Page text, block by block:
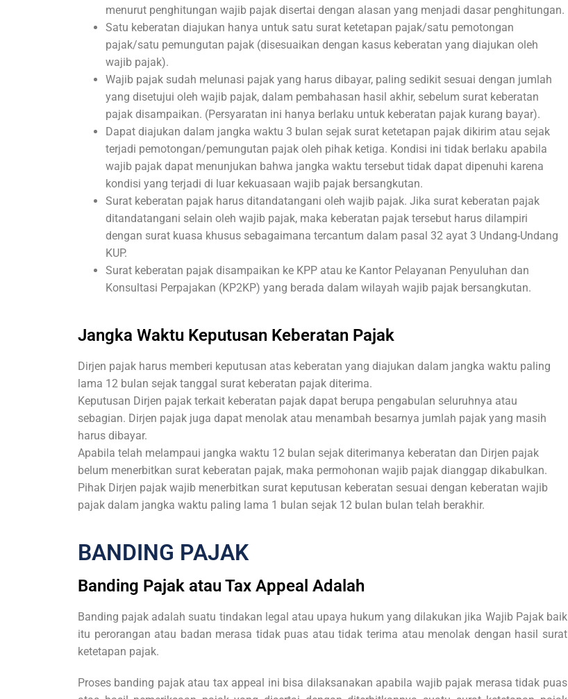
menurut penghitungan wajib pajak disertai dengan alasan yang menjadi dasar penghitungan.
Satu keberatan diajukan hanya untuk satu surat ketetapan pajak/satu pemotongan
pajak/satu pemungutan pajak (disesuaikan dengan kasus keberatan yang diajukan oleh
wajib pajak).
Wajib pajak sudah melunasi pajak yang harus dibayar, paling sedikit sesuai dengan jumlah
yang disetujui oleh wajib pajak, dalam pembahasan hasil akhir, sebelum surat keberatan
pajak disampaikan. (Persyaratan ini hanya berlaku untuk keberatan pajak kurang bayar).
Dapat diajukan dalam jangka waktu 3 bulan sejak surat ketetapan pajak dikirim atau sejak
terjadi pemotongan/pemungutan pajak oleh pihak ketiga. Kondisi ini tidak berlaku apabila
wajib pajak dapat menunjukan bahwa jangka waktu tersebut tidak dapat dipenuhi karena
kondisi yang terjadi di luar kekuasaan wajib pajak bersangkutan.
Surat keberatan pajak harus ditandatangani oleh wajib pajak. Jika surat keberatan pajak
ditandatangani selain oleh wajib pajak, maka keberatan pajak tersebut harus dilampiri
dengan surat kuasa khusus sebagaimana tercantum dalam pasal 32 ayat 3 Undang-Undang
KUP.
Surat keberatan pajak disampaikan ke KPP atau ke Kantor Pelayanan Penyuluhan dan
Konsultasi Perpajakan (KP2KP) yang berada dalam wilayah wajib pajak bersangkutan.
Jangka Waktu Keputusan Keberatan Pajak
Dirjen pajak harus memberi keputusan atas keberatan yang diajukan dalam jangka waktu paling
lama 12 bulan sejak tanggal surat keberatan pajak diterima.
Keputusan Dirjen pajak terkait keberatan pajak dapat berupa pengabulan seluruhnya atau
sebagian. Dirjen pajak juga dapat menolak atau menambah besarnya jumlah pajak yang masih
harus dibayar.
Apabila telah melampaui jangka waktu 12 bulan sejak diterimanya keberatan dan Dirjen pajak
belum menerbitkan surat keberatan pajak, maka permohonan wajib pajak dianggap dikabulkan.
Pihak Dirjen pajak wajib menerbitkan surat keputusan keberatan sesuai dengan keberatan wajib
pajak dalam jangka waktu paling lama 1 bulan sejak 12 bulan bulan telah berakhir.
BANDING PAJAK
Banding Pajak atau Tax Appeal Adalah
Banding pajak adalah suatu tindakan legal atau upaya hukum yang dilakukan jika Wajib Pajak baik
itu perorangan atau badan merasa tidak puas atau tidak terima atau menolak dengan hasil surat
ketetapan pajak.
Proses banding pajak atau tax appeal ini bisa dilaksanakan apabila wajib pajak merasa tidak puas